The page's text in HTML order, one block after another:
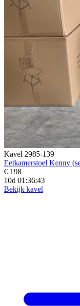
Kavel 2985-139
Eetkamerstoel Kenny
€ 198
10d 01:36:41
Bekijk kavel